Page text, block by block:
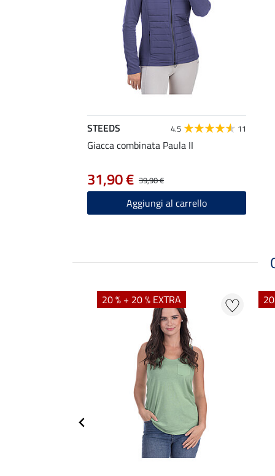
STEEDS 4.5 11
Giacca combinata Paula II
39,90 €
31,90 €
Aggiungi al carrello
20 % + 20 % EXTRA